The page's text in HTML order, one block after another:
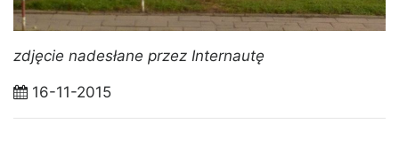
zdjęcie nadesłane przez Internautę
16-11-2015